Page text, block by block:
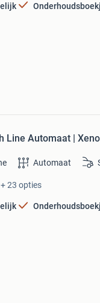
Line Automaat |
Automaat
23 opties